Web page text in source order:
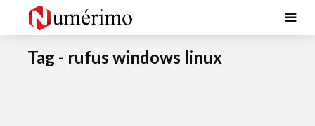
Tag - rufus windows linux